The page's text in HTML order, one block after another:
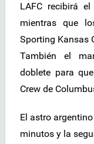
LAFC recibirá
mientras que
Sporting Kansas
También el
doblete para
Crew de
El astro
minutos y la